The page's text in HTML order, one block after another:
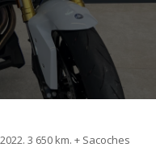
3 650 km. + Sacoches